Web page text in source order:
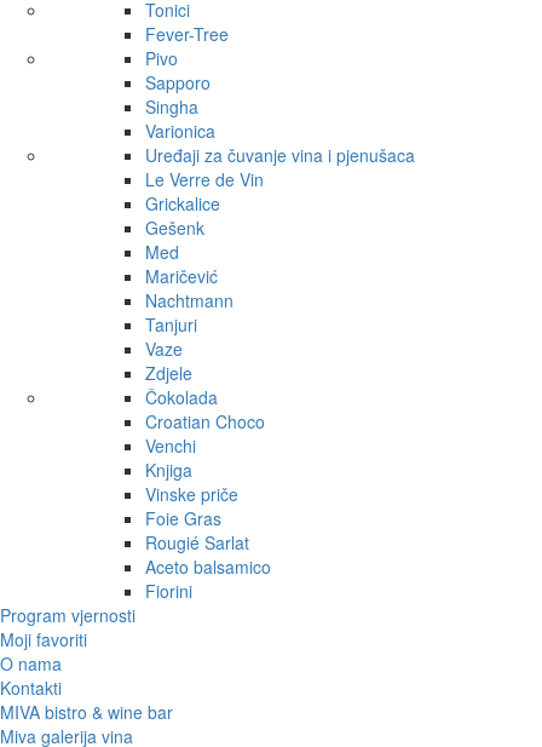
Tonici
Fever-Tree
Pivo
Sapporo
Singha
Varionica
Uređaji za čuvanje vina i pjenušaca
Le Verre de Vin
Grickalice
Gešenk
Med
Maričević
Nachtmann
Tanjuri
Vaze
Zdjele
Čokolada
Croatian Choco
Venchi
Knjiga
Vinske priče
Foie Gras
Rougié Sarlat
Aceto balsamico
Fiorini
Program vjernosti
Moji favoriti
O nama
Kontakti
MIVA bistro & wine bar
Miva galerija vina